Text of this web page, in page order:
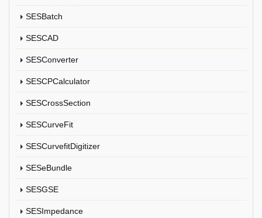
SESBatch
SESCAD
SESConverter
SESCPCalculator
SESCrossSection
SESCurveFit
SESCurvefitDigitizer
SESeBundle
SESGSE
SESImpedance